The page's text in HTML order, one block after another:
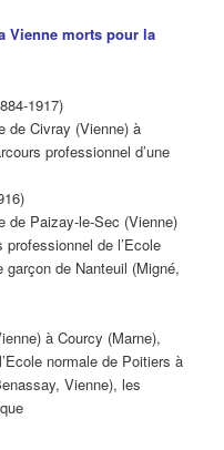
Vienne morts pour la
1917)
de Civray (Vienne) à
professionnel d’une
de Paizay-le-Sec (Vienne)
de l’Ecole
garçon de Nanteuil (Migné,
à Courcy (Marne),
normale de Poitiers à
Vienne), les